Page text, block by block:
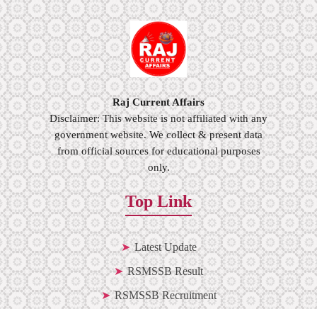
Raj Current Affairs
Disclaimer: This website is not affiliated with any
government website. We collect & present data
from official sources for educational purposes
only.
Top Link
Latest Update
RSMSSB Result
RSMSSB Recruitment